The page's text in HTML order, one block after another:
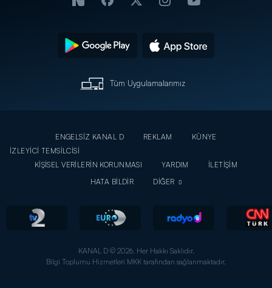
Tüm Uygulamalarımız
ENGELSİZ KANAL D REKLAM
KÜNYE
İZLEYİCİ TEMSİLCİSİ
KİŞİSEL VERİLERİN KORUNMASI
YARDIM
İLETİŞİM
HATA BİLDİR
DİĞER
KANAL D © 2026. Her Hakkı Saklıdır.
Bilgi Toplumu Hizmetleri MKK tarafından sağlanmaktadır.